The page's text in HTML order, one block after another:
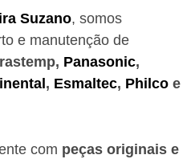
Suzano, somos
e manutenção de
Panasonic,
, Esmaltec, Philco e
com peças originais e